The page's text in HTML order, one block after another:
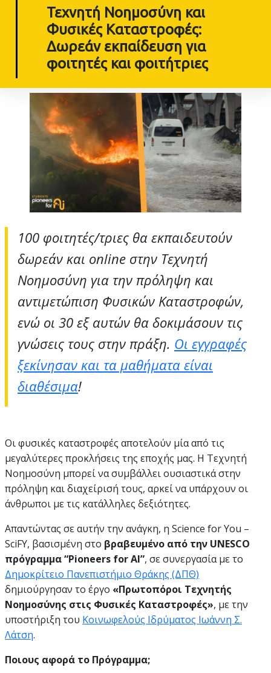
Τεχνητή Νοημοσύνη και
Φυσικές Καταστροφές:
Δωρεάν εκπαίδευση για
φοιτητές και φοιτήτριες
100 φοιτητές/τριες θα εκπαιδευτούν
δωρεάν και online στην Τεχνητή
Νοημοσύνη για την πρόληψη και
αντιμετώπιση Φυσικών Καταστροφών,
ενώ οι 30 εξ αυτών θα δοκιμάσουν τις
γνώσεις τους στην πράξη. Οι εγγραφές
ξεκίνησαν και τα μαθήματα είναι
διαθέσιμα!
Οι φυσικές καταστροφές αποτελούν μία από τις
μεγαλύτερες προκλήσεις της εποχής μας. Η Τεχνητή
Νοημοσύνη μπορεί να συμβάλλει ουσιαστικά στην
πρόληψη και διαχείρισή τους, αρκεί να υπάρχουν οι
άνθρωποι με τις κατάλληλες δεξιότητες.
Απαντώντας σε αυτήν την ανάγκη, η Science for You –
SciFY, βασισμένη στο βραβευμένο από την UNESCO
πρόγραμμα “Pioneers for AI”, σε συνεργασία με το
Δημοκρίτειο Πανεπιστήμιο Θράκης (ΔΠΘ)
δημιούργησαν το έργο «Πρωτοπόροι Τεχνητής
Νοημοσύνης στις Φυσικές Καταστροφές», με την
υποστήριξη του Κοινωφελούς Ιδρύματος Ιωάννη Σ.
Λάτση.
Ποιους αφορά το Πρόγραμμα;